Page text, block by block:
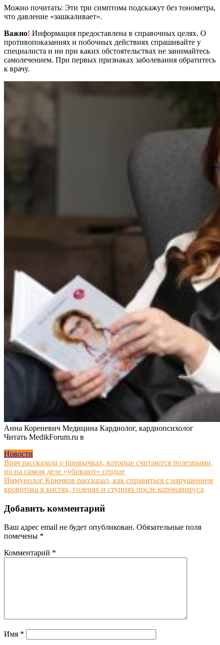
Можно почитать: Эти три симптома подскажут без тонометра,
что давление «зашкаливает».
Важно! Информация предоставлена в справочных целях. О
противопоказаниях и побочных действиях спрашивайте у
специалиста и ни при каких обстоятельствах не занимайтесь
самолечением. При первых признаках заболевания обратитесь
к врачу.
Анна Кореневич Медицина Кардиолог, кардиопсихолог
Читать MedikForum.ru в
Новости
Навигация
по
записям
Врач рассказала о привычках, которые считаются полезными,
но на самом деле «убивают» сердце
Иммунолог Крючков рассказал, как справиться с нарушением
кровотока в кистях, голенях и ступнях после коронавируса
Добавить комментарий
Ваш адрес email не будет опубликован. Обязательные поля
помечены *
Комментарий *
Имя *